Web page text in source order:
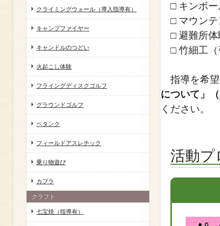
□ キンボー
□ マウンテ
□ 避難所体
□ 竹細工（
指導を希望
について」（
ください。
活動プ
クライミングウォール（導入指導有）
キャンプファイヤー
キャンドルのつどい
火起こし体験
フライングディスクゴルフ
グラウンドゴルフ
ペタンク
フィールドアスレチック
乗り物遊び
カプラ
クラフト
七宝焼（指導有）